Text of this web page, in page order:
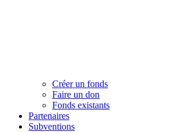
Créer un fonds
Faire un don
Fonds existants
Partenaires
Subventions